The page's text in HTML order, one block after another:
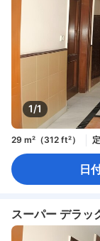
1/1
29 m²（312 ft²）
日
スーパー デラ